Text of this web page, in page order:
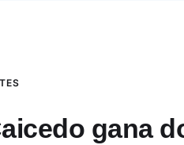
gana